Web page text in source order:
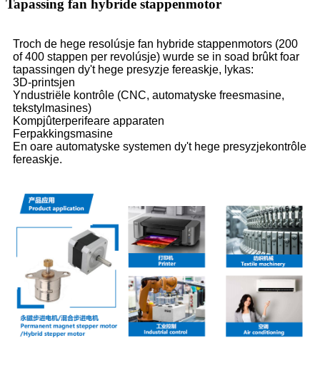
Tapassing fan hybride stappenmotor
Troch de hege resolúsje fan hybride stappenmotors (200
of 400 stappen per revolúsje) wurde se in soad brûkt foar
tapassingen dy't hege presyzje fereaskje, lykas:
3D-printsjen
Yndustriële kontrôle (CNC, automatyske freesmasine,
tekstylmasines)
Kompjûterperifeare apparaten
Ferpakkingsmasine
En oare automatyske systemen dy't hege presyzjekontrôle
fereaskje.